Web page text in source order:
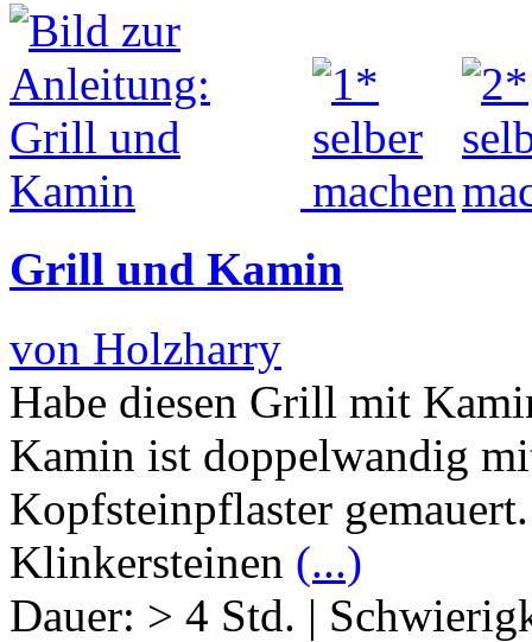
Grill und Kamin
von Holzharry
Habe diesen Grill mit
Kamin ist doppelwandig
Kopfsteinpflaster
Klinkersteinen (...)
Dauer: > 4 Std. |